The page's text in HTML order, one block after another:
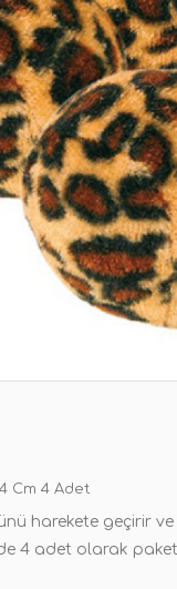
Cm 4 Adet
harekete geçirir
4 adet olarak